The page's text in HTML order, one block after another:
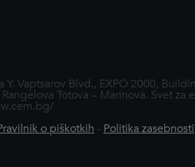
Vaptsarov Blvd., EXPO 2000,
Totova – Marinova. Svet
o piškotkih - Politika zasebnosti